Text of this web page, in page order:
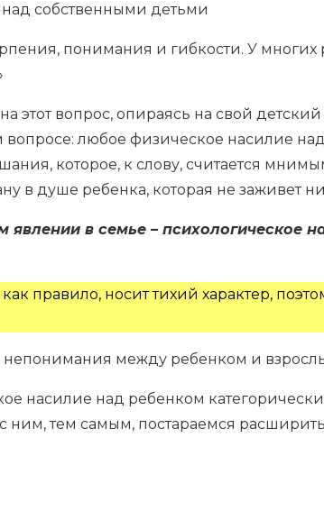
над собственными детьми
понимания и гибкости. У многих
этот вопрос, опираясь на свой детский
любое физическое насилие
которое, к слову, считается
в душе ребенка, которая не заживет
в семье – психологическое
правило, носит тихий характер,
непонимания между ребенком и
насилие над ребенком категорически
ним, тем самым, постараемся расширить